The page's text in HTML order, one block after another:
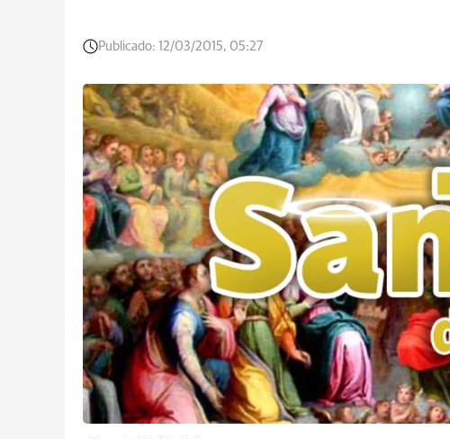
Publicado: 12/03/2015, 05:27